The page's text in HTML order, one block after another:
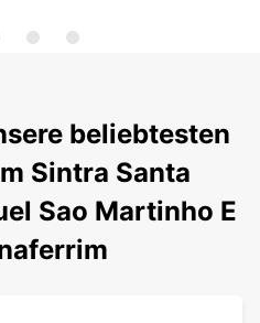
beliebtesten
Sintra Santa
Sao Martinho E